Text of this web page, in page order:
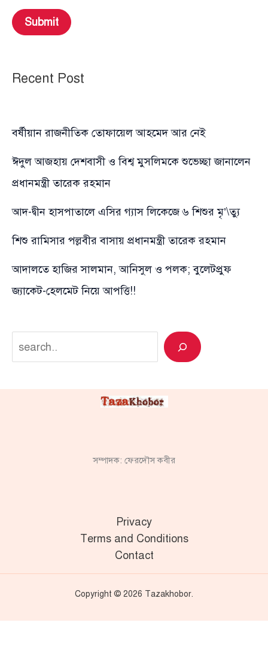
Submit
Recent Post
বর্ষীয়ান রাজনীতিক তোফায়েল আহমেদ আর নেই
ঈদুল আজহায় দেশবাসী ও বিশ্ব মুসলিমকে শুভেচ্ছা জানালেন
প্রধানমন্ত্রী তারেক রহমান
আদ-দ্বীন হাসপাতালে এসির গ্যাস লিকেজে ৬ শিশুর মৃ’\ত্যু
শিশু রামিসার পল্লবীর বাসায় প্রধানমন্ত্রী তারেক রহমান
আদালতে হাজির সালমান, আনিসুল ও পলক; বুলেটপ্রুফ
জ্যাকেট-হেলমেট নিয়ে আপত্তি!!
Search
সম্পাদক: ফেরদৌস কবীর
Privacy
Terms and Conditions
Contact
Copyright © 2026 Tazakhobor.